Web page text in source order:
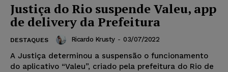
Justiça do Rio suspende Valeu, app
de delivery da Prefeitura
DESTAQUES Ricardo Krusty - 03/07/2022
A Justiça determinou a suspensão o funcionamento
do aplicativo “Valeu”, criado pela prefeitura do Rio de